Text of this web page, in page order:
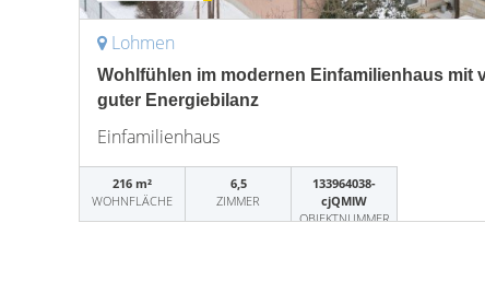
Lohmen
Wohlfühlen im modernen Einfamilienhaus mit
guter Energiebilanz
Einfamilienhaus
216 m²
WOHNFLÄCHE
6,5
ZIMMER
133964038-
cjQMlW
OBJEKTNUMMER